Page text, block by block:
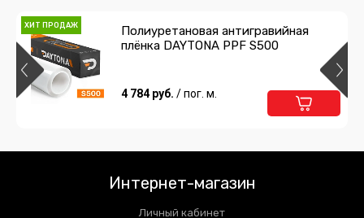
ХИТ ПРОДАЖ
Полиуретановая антигравийная
плёнка DAYTONA PPF S500
4 784 руб. / пог. м.
Интернет-магазин
Личный кабинет